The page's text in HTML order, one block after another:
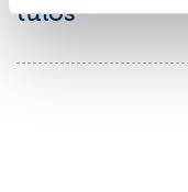
tulos